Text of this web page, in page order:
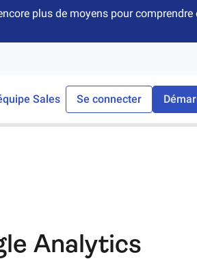
plus de moyens pour comprendre
Sales Se connecter
Analytics